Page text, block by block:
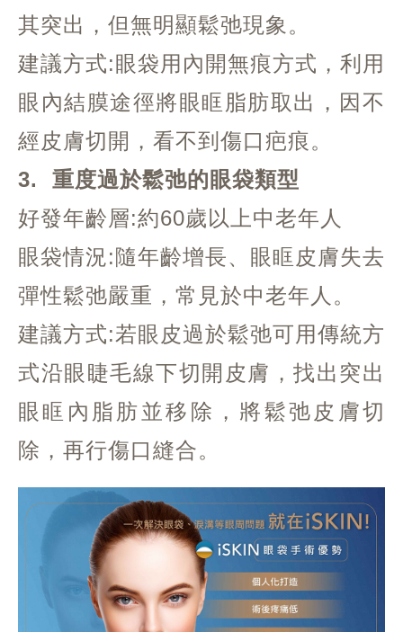
其突出，但無明顯鬆弛現象。
建議方式:眼袋用內開無痕方式，利用
眼內結膜途徑將眼眶脂肪取出，因不
經皮膚切開，看不到傷口疤痕。
3. 重度過於鬆弛的眼袋類型
好發年齡層:約60歲以上中老年人
眼袋情況:隨年齡增長、眼眶皮膚失去
彈性鬆弛嚴重，常見於中老年人。
建議方式:若眼皮過於鬆弛可用傳統方
式沿眼睫毛線下切開皮膚，找出突出
眼眶內脂肪並移除，將鬆弛皮膚切
除，再行傷口縫合。